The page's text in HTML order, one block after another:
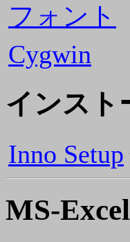
フォント
Cygwin
インスト
Inno Setup
MS-Excel